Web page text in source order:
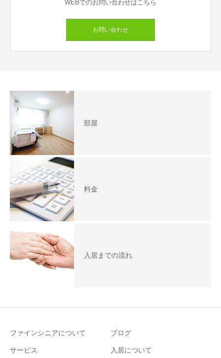
WEBでのお問い合わせはこちら
お問い合わせ
部屋
料金
入居までの流れ
ファインシニアについて ブログ
サービス 入居について